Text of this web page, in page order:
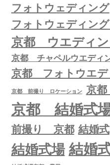
フォトウェディング
フォトウェディン
京都 ウエディ
京都 チャペルウエディ
京都 フォトウエデ
京都 前撮り ロケーション 京
京都 結婚式
前撮り 京都 結婚式
結婚式場 結婚